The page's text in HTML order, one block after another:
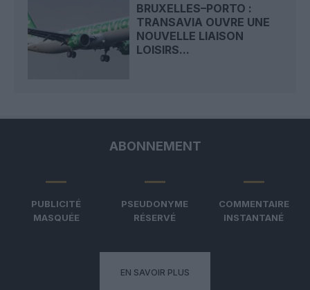
BRUXELLES–PORTO :
TRANSAVIA OUVRE UNE
NOUVELLE LIAISON
LOISIRS...
ABONNEMENT
PUBLICITÉ
MASQUÉE
PSEUDONYME
RÉSERVÉ
COMMENTAIRE
INSTANTANÉ
EN SAVOIR PLUS